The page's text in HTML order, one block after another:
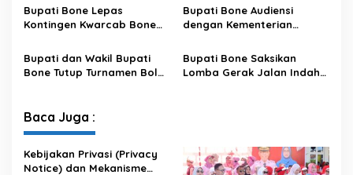
XIV/Hasanuddin
Sambut HUT ke-81 RI
Bupati Bone Lepas
Kontingen Kwarcab Bone
XII Tahun 2026
Bupati Bone Audiensi
dengan Kementerian
Penataan Kawasan Hutan
untuk Kepastian Hak Tanah
Bupati dan Wakil Bupati
Bone Tutup Turnamen Bola
untuk Para Juara
Bupati Bone Saksikan
Lomba Gerak Jalan Indah
Baca Juga :
Kebijakan Privasi (Privacy
Notice) dan Mekanisme